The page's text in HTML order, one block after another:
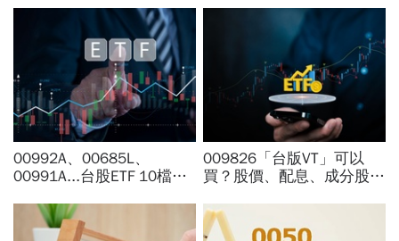
00992A、00685L、
00991A...台股ETF 10檔打
幅稱冠，達人認證選股實力
堅強
009826「台版VT」可以
買？股價、配息、成分股…
周冠男都說009826上市是
邁大步？